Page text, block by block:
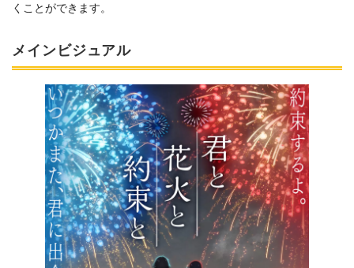
くことができます。
メインビジュアル